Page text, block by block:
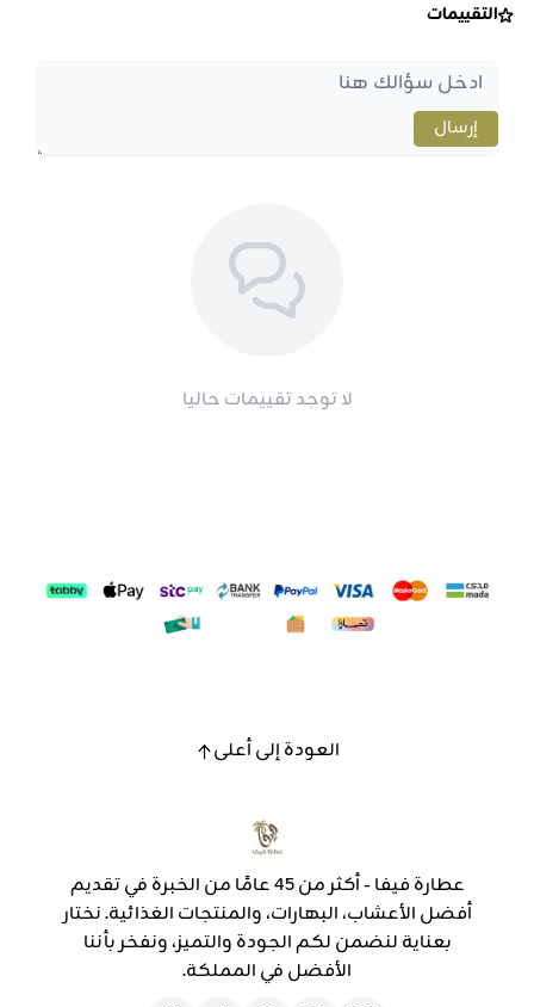
التقييمات
إرسال
لا توجد تقييمات حاليا
العودة إلى أعلى
عطارة فيفا - أكثر من 45 عامًا من الخبرة في تقديم
أفضل الأعشاب، البهارات، والمنتجات الغذائية. نختار
بعناية لنضمن لكم الجودة والتميز، ونفخر بأننا
الأفضل في المملكة.